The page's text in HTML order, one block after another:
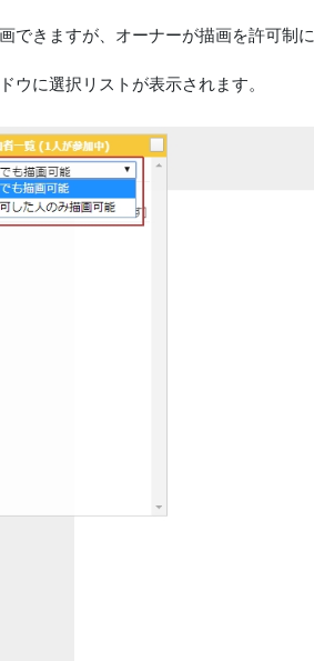
できますが、オーナーが描画を許可制
ウに選択リストが表示されます。